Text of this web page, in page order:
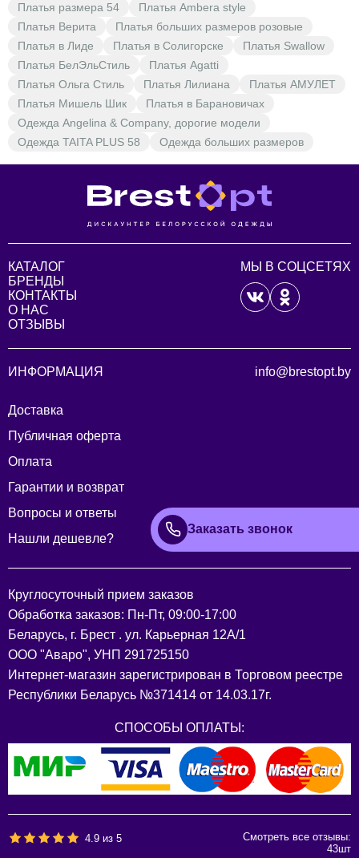
Платья размера 54
Платья Ambera style
Платья Верита
Платья больших размеров розовые
Платья в Лиде
Платья в Солигорске
Платья Swallow
Платья БелЭльСтиль
Платья Agatti
Платья Ольга Стиль
Платья Лилиана
Платья АМУЛЕТ
Платья Мишель Шик
Платья в Барановичах
Одежда Angelina & Company, дорогие модели
Одежда TAITA PLUS 58
Одежда больших размеров
КАТАЛОГ
БРЕНДЫ
КОНТАКТЫ
О НАС
ОТЗЫВЫ
МЫ В СОЦСЕТЯХ
ИНФОРМАЦИЯ
Доставка
Публичная оферта
Оплата
Гарантии и возврат
Вопросы и ответы
Нашли дешевле?
info@brestopt.by
Заказать звонок
Круглосуточный прием заказов
Обработка заказов: Пн-Пт, 09:00-17:00
Беларусь, г. Брест . ул. Карьерная 12А/1
ООО "Аваро", УНП 291725150
Интернет-магазин зарегистрирован в Торговом реестре
Республики Беларусь №371414 от 14.03.17г.
СПОСОБЫ ОПЛАТЫ:
4.9 из5
Смотреть все отзывы:
43шт